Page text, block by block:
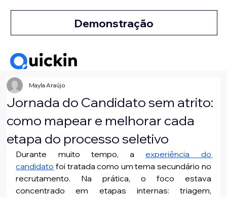
Demonstração
Jornada do Candidato sem atrito:
como mapear e melhorar cada
etapa do processo seletivo
Mayla Araújo
Durante muito tempo, a experiência do
candidato foi tratada como um tema secundário no
recrutamento. Na prática, o foco estava
concentrado em etapas internas: triagem,